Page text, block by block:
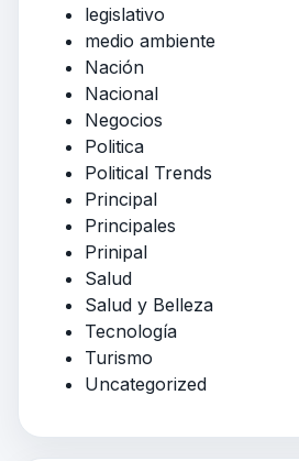
legislativo
medio ambiente
Nación
Nacional
Negocios
Politica
Political Trends
Principal
Principales
Prinipal
Salud
Salud y Belleza
Tecnología
Turismo
Uncategorized